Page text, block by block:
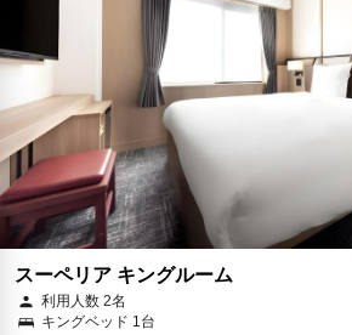
スーペリア キングルーム
利用人数 2名
キングベッド 1台